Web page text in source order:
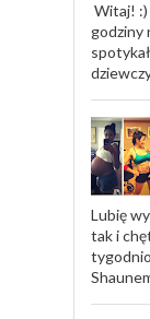
Witaj! :)
godziny
Lubię
tak i